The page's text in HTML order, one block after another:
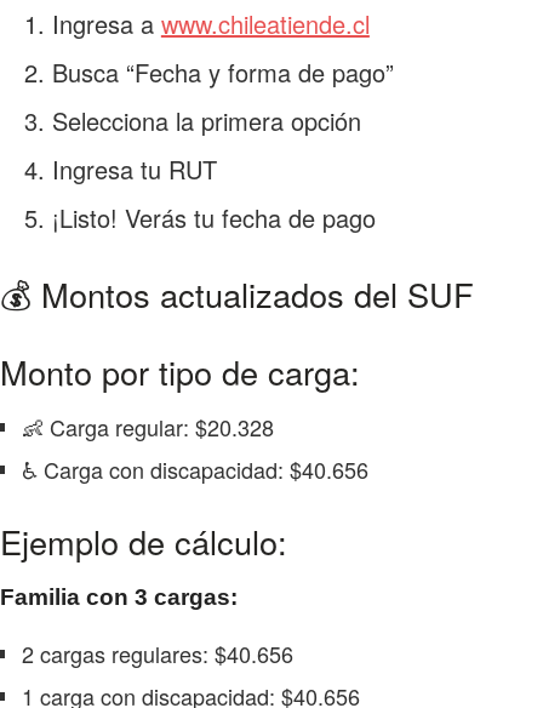
Ingresa a www.chileatiende.cl
Busca “Fecha y forma de pago”
Selecciona la primera opción
Ingresa tu RUT
¡Listo! Verás tu fecha de pago
💰 Montos actualizados del SUF
Monto por tipo de carga:
👶 Carga regular: $20.328
♿ Carga con discapacidad: $40.656
Ejemplo de cálculo:
Familia con 3 cargas:
2 cargas regulares: $40.656
1 carga con discapacidad: $40.656